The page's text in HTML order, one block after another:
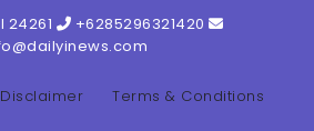
24261
+6285296321420
Disclaimer Terms & Conditions